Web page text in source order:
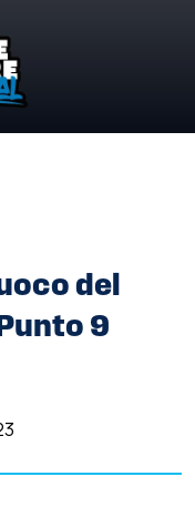
del
9